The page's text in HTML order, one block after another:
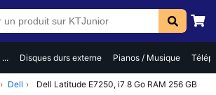
Disques durs externe Pianos / Musique
› Dell ›
Dell Latitude E7250, i7 8 Go RAM 256 GB